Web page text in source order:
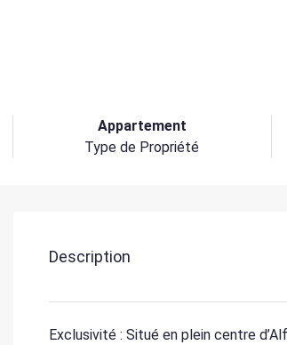
Appartement
Type de Propriété
Description
Exclusivité : Situé en plein centre